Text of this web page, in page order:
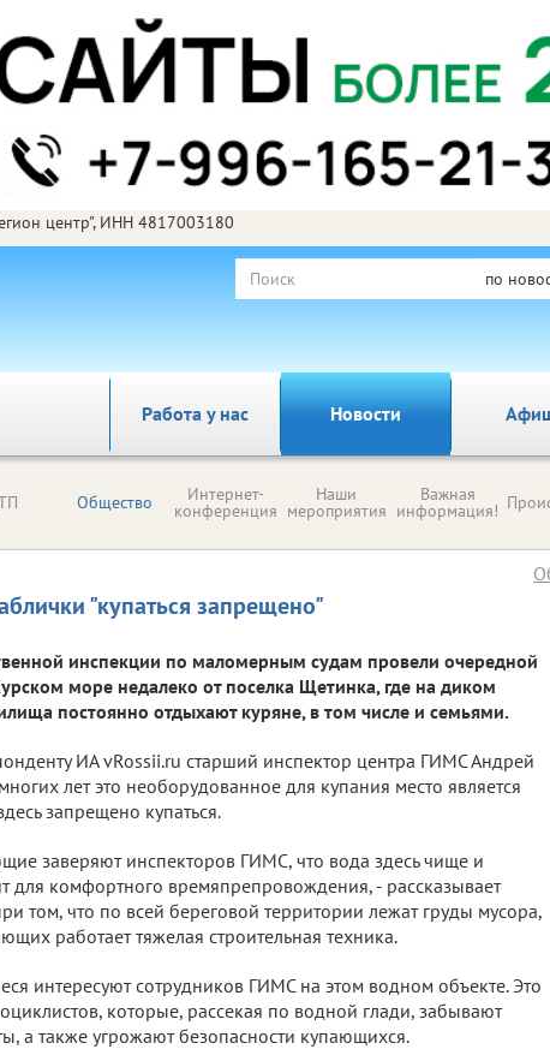
центр", ИНН 4817003180
по
Работа у нас Новости
Общество Интернет-
конференция
Наши
мероприятия
Важная
информация!
"купаться запрещено"
инспекции по маломерным судам провели очередной
море недалеко от поселка Щетинка, где на диком
постоянно отдыхают куряне, в том числе и семьями.
ИА vRossii.ru старший инспектор центра ГИМС Андрей
лет это необорудованное для купания место является
запрещено купаться.
заверяют инспекторов ГИМС, что вода здесь чище и
для комфортного времяпрепровождения, - рассказывает
том, что по всей береговой территории лежат груды мусора,
работает тяжелая строительная техника.
интересуют сотрудников ГИМС на этом водном объекте. Это
которые, рассекая по водной глади, забывают
а также угрожают безопасности купающихся.